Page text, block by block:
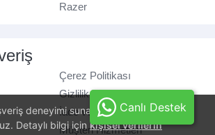
deneyimi sunabilmek için, çerezler
Detaylı bilgi için kişisel verilerin
Razer
Çerez Politikası
Gizlilik Politikası
İade ve Değişim
Müşteri Hizmetleri
Canlı Destek